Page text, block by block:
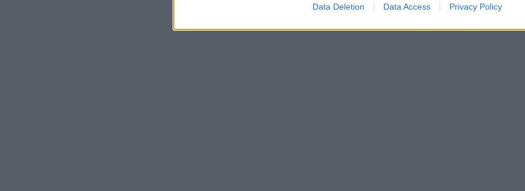
Data Deletion Data Access Privacy Policy